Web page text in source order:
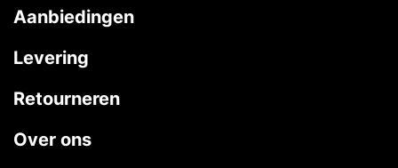
Aanbiedingen
Levering
Retourneren
Over ons